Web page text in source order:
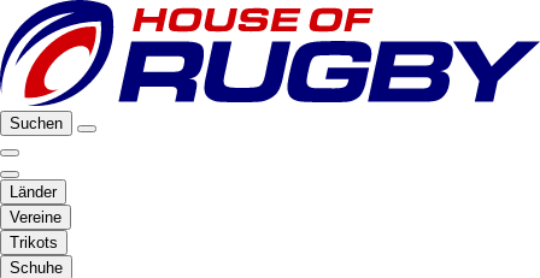
Suchen
Länder
Vereine
Trikots
Schuhe